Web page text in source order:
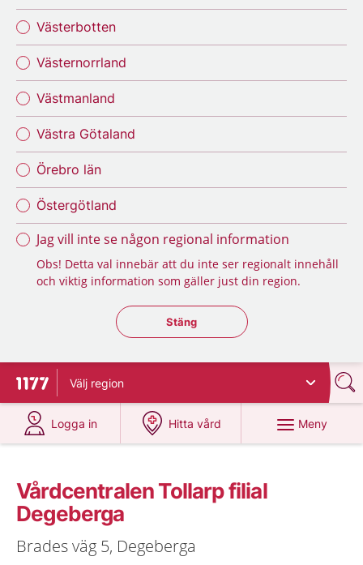
Västerbotten
Västernorrland
Västmanland
Västra Götaland
Örebro län
Östergötland
Jag vill inte se någon regional information
Obs! Detta val innebär att du inte ser regionalt innehåll
och viktig information som gäller just din region.
Stäng regionsväljaren
Stäng
Till startsidan för 1177
Välj region
Logga in
på 1177.se
Hitta vård
på 1177.se
Meny
Vårdcentralen Tollarp filial
Degeberga
Brades väg 5, Degeberga